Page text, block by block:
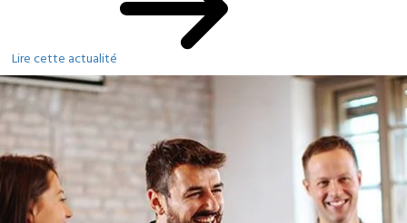
Lire cette actualité